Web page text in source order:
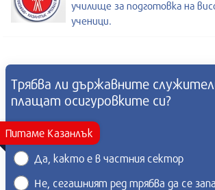
училище за подготовка на
ученици.
Питаме Казанлък
Трябва ли държавните
плащат осигуровките си?
Да, както е в частния сектор
Не, сегашният ред трябва да се